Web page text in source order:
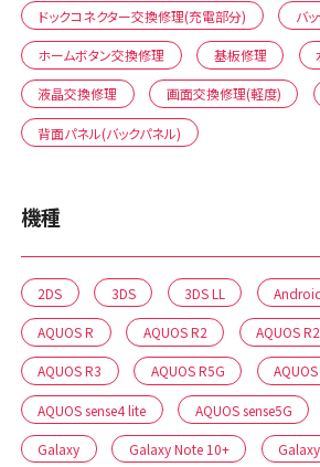
ドックコネクター交換修理(充電部分) バ
ホームボタン交換修理 基板修理
液晶交換修理 画面交換修理(軽度)
背面パネル(バックパネル)
機種
2DS 3DS 3DS LL
AQUOS R AQUOS R2 AQUOS
AQUOS R3 AQUOS R5G
AQUOS sense4 lite AQUOS sense5G
Galaxy Galaxy Note 10+